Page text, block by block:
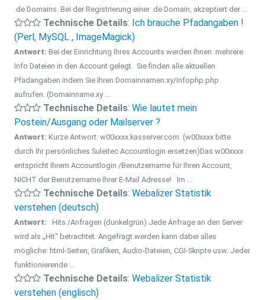
.de Domains. Bei der Registrierung einer .de Domain, akzeptiert der ...
Technische Details: Ich brauche Pfadangaben !
(Perl, MySQL , ImageMagick)
Antwort: Bei der Einrichtung Ihres Accounts werden Ihnen mehrere
Info Dateien in den Account gelegt. Sie finden alle aktuellen
Pfadangaben indem Sie Ihren Domainnamen.xy/infophp.php
aufrufen. (Domainname.xy ...
Technische Details: Wie lautet mein
Postein/Ausgang oder Mailserver ?
Antwort: Kurze Antwort: w00xxxx.kasserver.com (w00xxxx bitte
durch Ihr persönliches Suleitec Accountlogin ersetzen)Das w00xxxx
entspricht Ihrem Accountlogin /Benutzername für Ihren Account,
NICHT der Benutzername Ihrer E-Mail Adresse! Im ...
Technische Details: Webalizer Statistik
verstehen (deutsch)
Antwort:
Hits /Anfragen (dunkelgrün) Jede Anfrage an den Server
wird als „Hit“ betrachtet. Angefragt werden kann dabei alles
mögliche: html-Seiten, Grafiken, Audio-Dateien, CGI-Skripte usw. Jeder
funktionierende ...
Technische Details: Webalizer Statistik
verstehen (englisch)